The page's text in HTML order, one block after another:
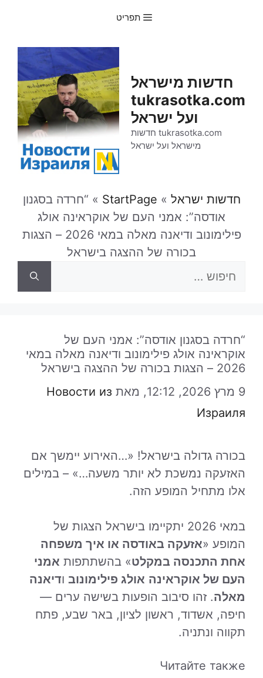
תפריט
חדשות מישראל
tukrasotka.com
ועל ישראל
tukrasotka.com חדשות
מישראל ועל ישראל
חדשות ישראל »
StartPage
» “חרדה בסגנון
אודסה”: אמני העם של אוקראינה אולג
פילימונוב ודיאנה מאלה במאי 2026 – הצגות
בכורה של ההצגה בישראל
“חרדה בסגנון אודסה”: אמני העם של
אוקראינה אולג פילימונוב ודיאנה מאלה במאי
2026 – הצגות בכורה של ההצגה בישראל
9 מרץ 2026, 12:12,
מאת Новости из
Израиля
בכורה גדולה בישראל! «…האירוע יימשך אם
האזעקה נמשכת לא יותר משעה…» – במילים
אלו מתחיל המופע הזה.
במאי 2026 יתקיימו בישראל הצגות של
המופע «אזעקה באודסה או איך משפחה
אחת התכנסה במקלט» בהשתתפות אמני
העם של אוקראינה אולג פילימונוב ודיאנה
מאלה. זהו סיבוב הופעות בשישה ערים —
חיפה, אשדוד, ראשון לציון, באר שבע, פתח
תקווה ונתניה.
Читайте также